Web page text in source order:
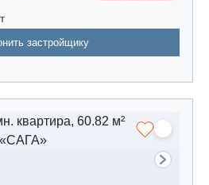
застройщику